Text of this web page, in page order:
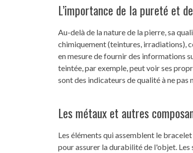
L’importance de la pureté et
Au-delà de la nature de la pierre, sa
chimiquement (teintures, irradiations),
en mesure de fournir des informations
teintée, par exemple, peut voir ses
sont des indicateurs de qualité à ne pas
Les métaux et autres
Les éléments qui assemblent le
pour assurer la durabilité de l'objet.